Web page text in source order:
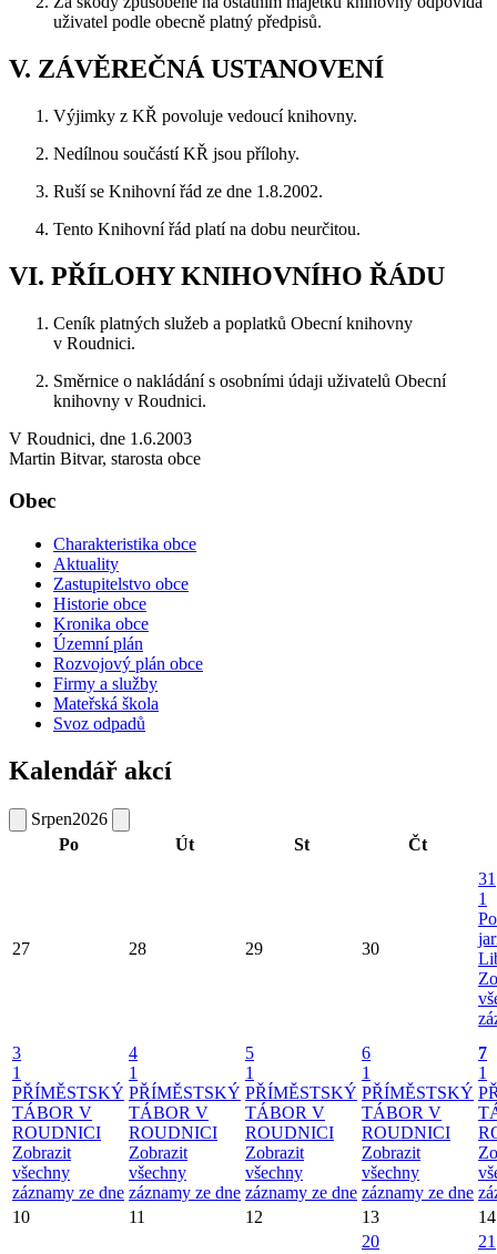
uživatel podle obecně platný předpisů.
V. ZÁVĚREČNÁ USTANOVENÍ
Výjimky z KŘ povoluje vedoucí knihovny.
Nedílnou součástí KŘ jsou přílohy.
Ruší se Knihovní řád ze dne 1.8.2002.
Tento Knihovní řád platí na dobu neurčitou.
VI. PŘÍLOHY KNIHOVNÍHO ŘÁDU
Ceník platných služeb a poplatků Obecní knihovny
v Roudnici.
Směrnice o nakládání s osobními údaji uživatelů Obecní
knihovny v Roudnici.
V Roudnici, dne 1.6.2003
Martin Bitvar, starosta obce
Obec
Charakteristika obce
Aktuality
Zastupitelstvo obce
Historie obce
Kronika obce
Územní plán
Rozvojový plán obce
Firmy a služby
Mateřská škola
Svoz odpadů
Kalendář akcí
Srpen2026
Po
Út St Čt
27 28 29 30
31
1
3
1
PŘÍMĚSTSKÝ
TÁBOR V
ROUDNICI
Zobrazit
všechny
záznamy ze dne
4
1
PŘÍMĚSTSKÝ
TÁBOR V
ROUDNICI
Zobrazit
všechny
záznamy ze dne
5
1
PŘÍMĚSTSKÝ
TÁBOR V
ROUDNICI
Zobrazit
všechny
záznamy ze dne
6
1
PŘÍMĚSTSKÝ
TÁBOR V
ROUDNICI
Zobrazit
všechny
záznamy ze dne
7
1
10
11 12 13
14
20
21